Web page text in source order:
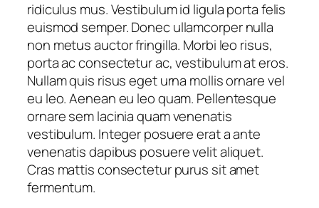
ridiculus mus. Vestibulum id ligula porta felis
euismod semper. Donec ullamcorper nulla
non metus auctor fringilla. Morbi leo risus,
porta ac consectetur ac, vestibulum at eros.
Nullam quis risus eget urna mollis ornare vel
eu leo. Aenean eu leo quam. Pellentesque
ornare sem lacinia quam venenatis
vestibulum. Integer posuere erat a ante
venenatis dapibus posuere velit aliquet.
Cras mattis consectetur purus sit amet
fermentum.